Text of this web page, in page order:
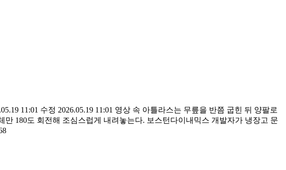
11:01 수정 2026.05.19 11:01 영상 속 아틀라스는 무릎을 반쯤 굽힌 뒤 양팔로
180도 회전해 조심스럽게 내려놓는다. 보스턴다이내믹스 개발자가 냉장고 문